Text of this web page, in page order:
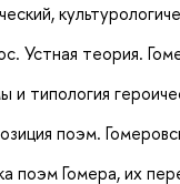
Устная теория.
и типология
поэм.
поэм Гомера, их